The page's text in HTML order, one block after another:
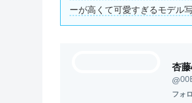
ーが高くて可愛すぎるモデル
杏
@
フォ